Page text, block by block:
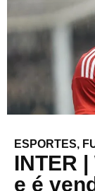
ESPORTES,
INTER
e é